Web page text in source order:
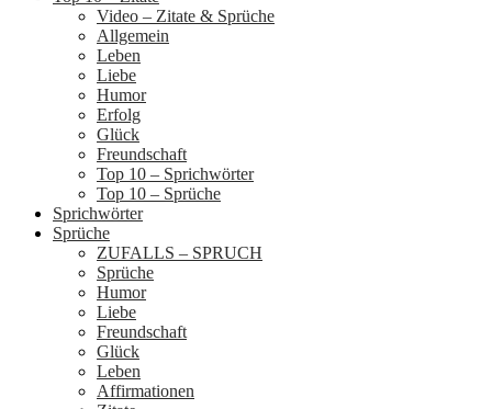
Video – Zitate & Sprüche
Allgemein
Leben
Liebe
Humor
Erfolg
Glück
Freundschaft
Top 10 – Sprichwörter
Top 10 – Sprüche
Sprichwörter
Sprüche
ZUFALLS – SPRUCH
Sprüche
Humor
Liebe
Freundschaft
Glück
Leben
Affirmationen